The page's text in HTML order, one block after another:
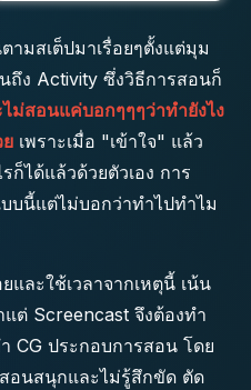
ามสเต็ปมาเรื่อยๆตั้งแต่มุม
ถึง Activity ซึ่งวิธีการสอนก็
ไม่สอนแค่บอกๆๆๆว่าทำยังไง
เพราะเมื่อ "เข้าใจ" แล้ว
ก็ได้แล้วด้วยตัวเอง การ
บนี้แต่ไม่บอกว่าทำไปทำไม
และใช้เวลาจากเหตุนี้ เน้น
แต่ Screencast จึงต้องทำ
CG ประกอบการสอน โดย
สอนสนุกและไม่รู้สึกขัด ตัด